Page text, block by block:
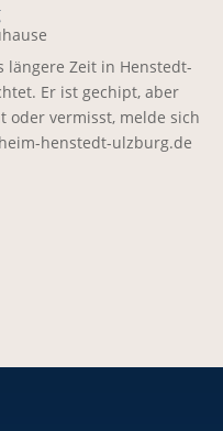
längere Zeit in Henstedt-
Er ist gechipt, aber
vermisst, melde sich
henstedt-ulzburg.de